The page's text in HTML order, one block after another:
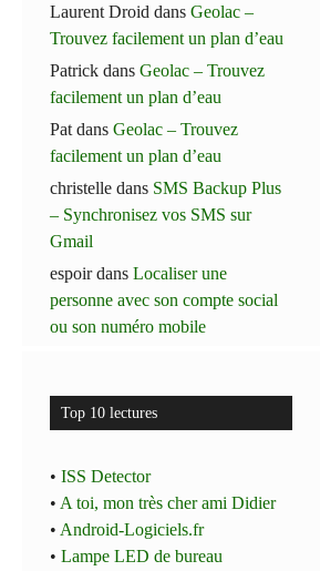
Laurent Droid dansGeolac –
Trouvez facilement un plan d’eau
Patrick dansGeolac – Trouvez
facilement un plan d’eau
Pat dansGeolac – Trouvez
facilement un plan d’eau
christelle dans SMS Backup Plus
– Synchronisez vos SMS sur
Gmail
espoirdansLocaliser une
personne avec son compte social
ou son numéro mobile
Top 10 lectures
•ISS Detector
• A toi, mon très cher ami Didier
• Android-Logiciels.fr
•Lampe LED de bureau